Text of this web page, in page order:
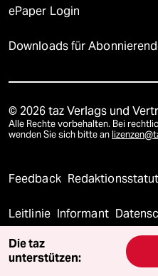
ePaper Login
Downloads für
© 2026 taz Verlags und
Alle Rechte vorbehalten. Bei
wenden Sie sich bitte an
Feedback Redaktionsstatut
Leitlinie Informant
Seitenwende
Die taz
unterstützen: